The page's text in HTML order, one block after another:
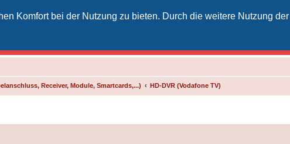
Komfort bei der Nutzung zu bieten. Durch die weitere Nutzung
Receiver, Module, Smartcards,...) HD-DVR (Vodafone TV)